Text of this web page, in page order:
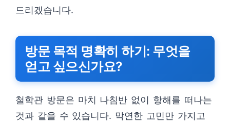
드리겠습니다.
방문 목적 명확히 하기: 무엇을
얻고 싶으신가요?
철학관 방문은 마치 나침반 없이 항해를 떠나는
것과 같을 수 있습니다. 막연한 고민만 가지고